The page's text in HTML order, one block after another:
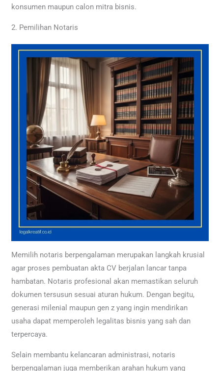
konsumen maupun calon mitra bisnis.
2. Pemilihan Notaris
Memilih notaris berpengalaman merupakan langkah krusial
agar proses pembuatan akta CV berjalan lancar tanpa
hambatan. Notaris profesional akan memastikan seluruh
dokumen tersusun sesuai aturan hukum. Dengan begitu,
generasi milenial maupun gen z yang ingin mendirikan
usaha dapat memperoleh legalitas bisnis yang sah dan
terpercaya.
Selain membantu kelancaran administrasi, notaris
berpengalaman juga memberikan arahan hukum yang